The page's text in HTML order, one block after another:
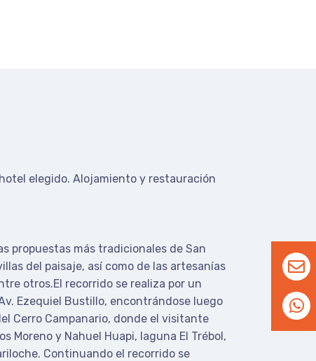
elegido. Alojamiento y restauración
propuestas más tradicionales de San
del paisaje, así como de las artesanías
otros.El recorrido se realiza por un
Ezequiel Bustillo, encontrándose luego
Cerro Campanario, donde el visitante
Moreno y Nahuel Huapi, laguna El Trébol,
Continuando el recorrido se